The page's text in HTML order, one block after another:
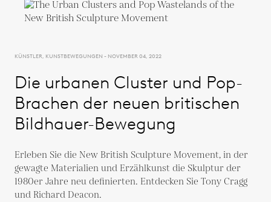
KÜNSTLER, KUNSTBEWEGUNGEN - NOVEMBER 04, 2022
Die urbanen Cluster und Pop-
Brachen der neuen britischen
Bildhauer-Bewegung
Erleben Sie die New British Sculpture Movement, in der
gewagte Materialien und Erzählkunst die Skulptur der
1980er Jahre neu definierten. Entdecken Sie Tony Cragg
und Richard Deacon.